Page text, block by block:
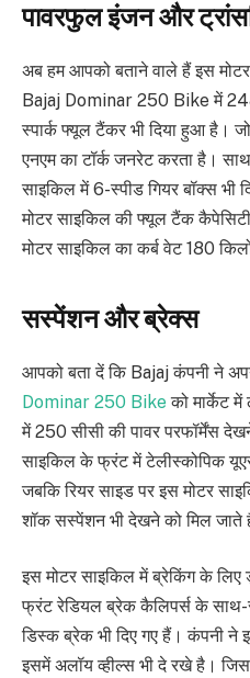
पावरफुल इंजन और
अब हम आपको बताने वाले हैं इस
Bajaj Dominar 250 Bike में
स्पार्क फ्यूल टैंकर भी दिया हुआ है।
एनएम का टॉर्क जनरेट करता है।
साइकिल में 6-स्पीड गियर बॉक्स भी
मोटर साइकिल की फ्यूल टैंक
मोटर साइकिल का कर्ब वेट 180
सस्पेंशन और ब्रेक्स
आपको बता दें कि Bajaj कंपनी ने
Dominar 250 Bikeको मार्केट
में 250 सीसी की पावर परफॉर्मेंस
साइकिल के फ्रंट में टेलीस्कोपिक
जबकि रियर साइड पर इस मोटर
शॉक सस्पेंशन भी देखने को मिल जाते
इस मोटर साइकिल में ब्रेकिंग के
फ्रंट रेडियल ब्रेक कैलिपर्स के
डिस्क ब्रेक भी दिए गए हैं।कंपनी ने
इसमें अलॉय व्हील्स भी दे रखे है।